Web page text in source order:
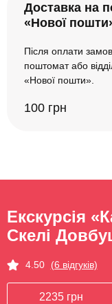
Доставка на
«Нової
Після оплати
поштомат або
«Нової пошти».
100 грн
Екскурсія
Скелі
4.50 (6 відгуків)
2235 грн